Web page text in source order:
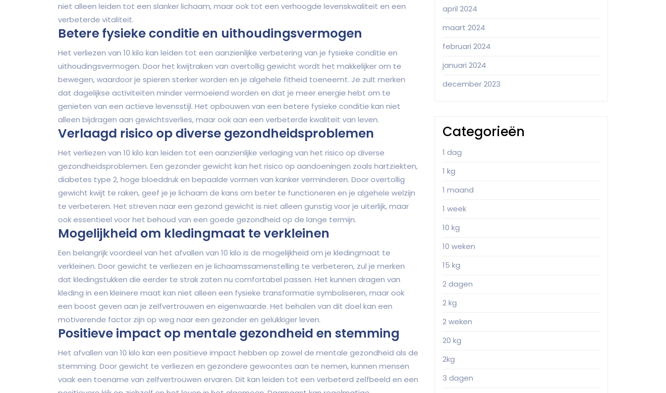
niet alleen leiden tot een slanker lichaam, maar ook tot een verhoogde levenskwaliteit en een
verbeterde vitaliteit.
Betere fysieke conditie en uithoudingsvermogen
Het verliezen van 10 kilo kan leiden tot een aanzienlijke verbetering van je fysieke conditie en
uithoudingsvermogen. Door het kwijtraken van overtollig gewicht wordt het makkelijker om te
bewegen, waardoor je spieren sterker worden en je algehele fitheid toeneemt. Je zult merken
dat dagelijkse activiteiten minder vermoeiend worden en dat je meer energie hebt om te
genieten van een actieve levensstijl. Het opbouwen van een betere fysieke conditie kan niet
alleen bijdragen aan gewichtsverlies, maar ook aan een verbeterde kwaliteit van leven.
Verlaagd risico op diverse gezondheidsproblemen
Het verliezen van 10 kilo kan leiden tot een aanzienlijke verlaging van het risico op diverse
gezondheidsproblemen. Een gezonder gewicht kan het risico op aandoeningen zoals hartziekten,
diabetes type 2, hoge bloeddruk en bepaalde vormen van kanker verminderen. Door overtollig
gewicht kwijt te raken, geef je je lichaam de kans om beter te functioneren en je algehele welzijn
te verbeteren. Het streven naar een gezond gewicht is niet alleen gunstig voor je uiterlijk, maar
ook essentieel voor het behoud van een goede gezondheid op de lange termijn.
Mogelijkheid om kledingmaat te verkleinen
Een belangrijk voordeel van het afvallen van 10 kilo is de mogelijkheid om je kledingmaat te
verkleinen. Door gewicht te verliezen en je lichaamssamenstelling te verbeteren, zul je merken
dat kledingstukken die eerder te strak zaten nu comfortabel passen. Het kunnen dragen van
kleding in een kleinere maat kan niet alleen een fysieke transformatie symboliseren, maar ook
een boost geven aan je zelfvertrouwen en eigenwaarde. Het behalen van dit doel kan een
motiverende factor zijn op weg naar een gezonder en gelukkiger leven.
Positieve impact op mentale gezondheid en stemming
Het afvallen van 10 kilo kan een positieve impact hebben op zowel de mentale gezondheid als de
stemming. Door gewicht te verliezen en gezondere gewoontes aan te nemen, kunnen mensen
vaak een toename van zelfvertrouwen ervaren. Dit kan leiden tot een verbeterd zelfbeeld en een
april 2024
maart 2024
februari 2024
januari 2024
december 2023
Categorieën
1 dag
1 kg
1 maand
1 week
10 kg
10 weken
15 kg
2 dagen
2 kg
2 weken
20 kg
2kg
3 dagen